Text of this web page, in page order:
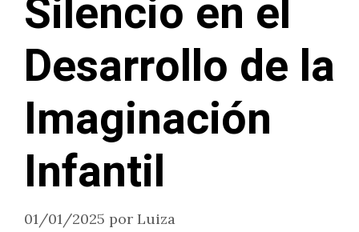
Silencio en el
Desarrollo de la
Imaginación
Infantil
01/01/2025 por Luiza